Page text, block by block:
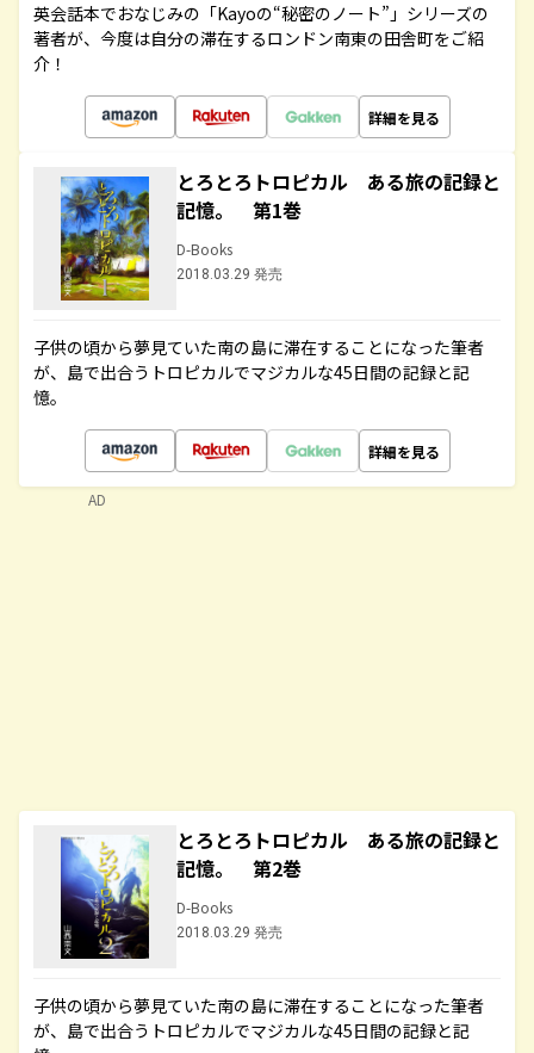
英会話本でおなじみの「Kayoの“秘密のノート”」シリーズの
著者が、今度は自分の滞在するロンドン南東の田舎町をご紹
介！
詳細を見る
とろとろトロピカル ある旅の記録と
記憶。 第1巻
D-Books
2018.03.29 発売
子供の頃から夢見ていた南の島に滞在することになった筆者
が、島で出合うトロピカルでマジカルな45日間の記録と記
憶。
詳細を見る
とろとろトロピカル ある旅の記録と
記憶。 第2巻
D-Books
2018.03.29 発売
子供の頃から夢見ていた南の島に滞在することになった筆者
が、島で出合うトロピカルでマジカルな45日間の記録と記
AD